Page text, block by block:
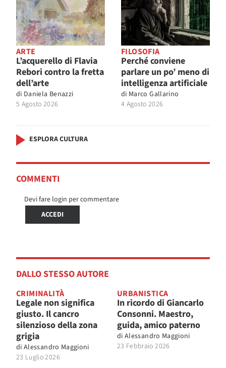
ARTE
L’acquerello di Flavia
Rebori contro la fretta
dell’arte
di Daniela Benazzi
5 Agosto 2026
FILOSOFIA
Perché conviene
parlare un po’ meno di
intelligenza artificiale
di Marco Gallarino
4 Agosto 2026
ESPLORA CULTURA
COMMENTI
Devi fare login per commentare
ACCEDI
DALLO STESSO AUTORE
CRIMINALITÀ
Legale non significa
giusto. Il cancro
silenzioso della zona
grigia
di Alessandro Maggioni
23 Luglio 2026
URBANISTICA
In ricordo di Giancarlo
Consonni. Maestro,
guida, amico paterno
di Alessandro Maggioni
23 Febbraio 2026